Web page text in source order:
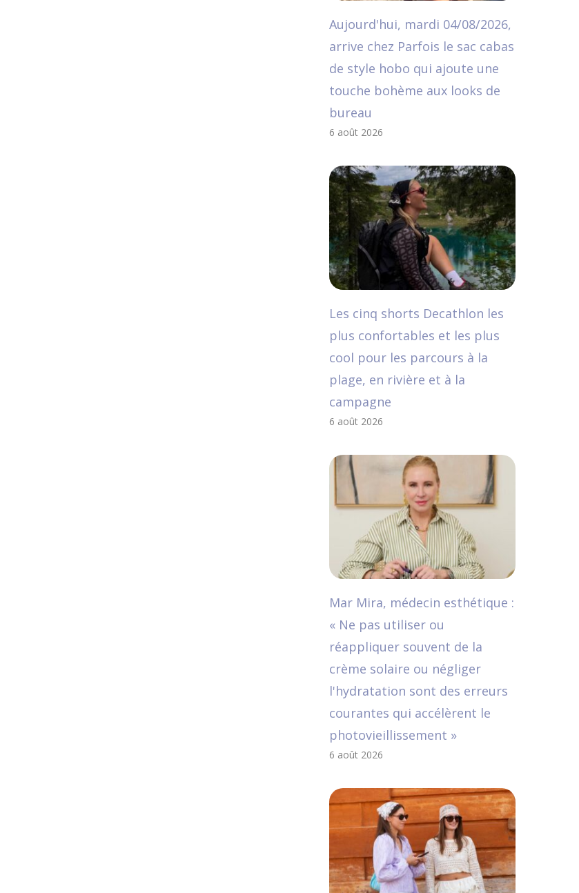
Aujourd'hui, mardi 04/08/2026,
arrive chez Parfois le sac cabas
de style hobo qui ajoute une
touche bohème aux looks de
bureau
6 août 2026
Les cinq shorts Decathlon les
plus confortables et les plus
cool pour les parcours à la
plage, en rivière et à la
campagne
6 août 2026
Mar Mira, médecin esthétique :
« Ne pas utiliser ou
réappliquer souvent de la
crème solaire ou négliger
l'hydratation sont des erreurs
courantes qui accélèrent le
photovieillissement »
6 août 2026